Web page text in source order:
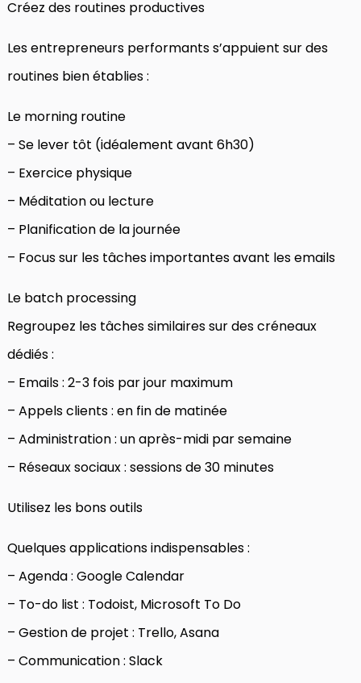
Créez des routines productives
Les entrepreneurs performants s’appuient sur des
routines bien établies :
Le morning routine
– Se lever tôt (idéalement avant 6h30)
– Exercice physique
– Méditation ou lecture
– Planification de la journée
– Focus sur les tâches importantes avant les emails
Le batch processing
Regroupez les tâches similaires sur des créneaux
dédiés :
– Emails : 2-3 fois par jour maximum
– Appels clients : en fin de matinée
– Administration : un après-midi par semaine
– Réseaux sociaux : sessions de 30 minutes
Utilisez les bons outils
Quelques applications indispensables :
– Agenda : Google Calendar
– To-do list : Todoist, Microsoft To Do
– Gestion de projet : Trello, Asana
– Communication : Slack